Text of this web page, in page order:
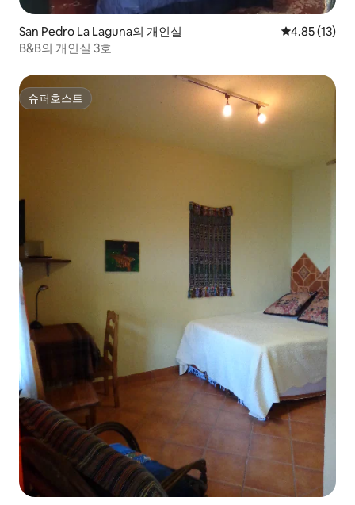
San Pedro La Laguna의 개인실 평점 4.85점
4.85 (13)
B&B의 개인실 3호
슈퍼호스트
슈퍼호스트